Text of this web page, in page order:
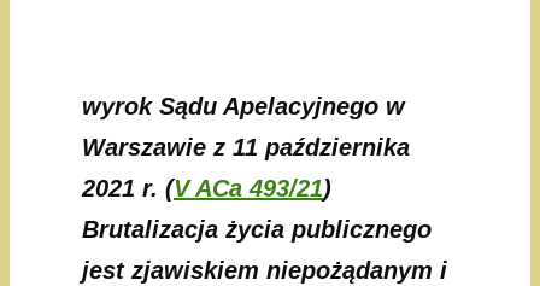
wyrok Sądu Apelacyjnego w
Warszawie z 11 października
2021 r. (V ACa 493/21)
Brutalizacja życia publicznego
jest zjawiskiem niepożądanym i